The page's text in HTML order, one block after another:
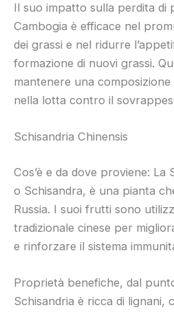
Il suo impatto sulla perdita di
Cambogia è efficace nel
dei grassi e nel ridurre
formazione di nuovi grassi.
mantenere una
nella lotta contro il
Schisandria Chinensis
Cos’è e da dove proviene: La
o Schisandra, è una pianta
Russia. I suoi frutti sono
tradizionale cinese per
e rinforzare il sistema
Proprietà benefiche, dal
Schisandria è ricca di lignani,